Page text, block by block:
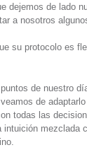
dejemos de lado
a nosotros
su protocolo es
de nuestro
de
todas las
mezclada